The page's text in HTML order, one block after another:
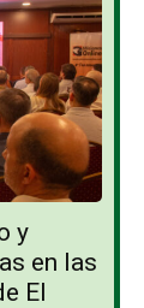
y
en las
El